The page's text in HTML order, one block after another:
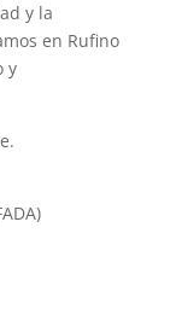
y la
en Rufino
y